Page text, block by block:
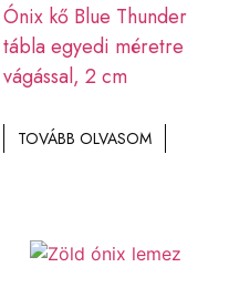
Ónix kő Blue Thunder
tábla egyedi méretre
vágással, 2 cm
TOVÁBB OLVASOM